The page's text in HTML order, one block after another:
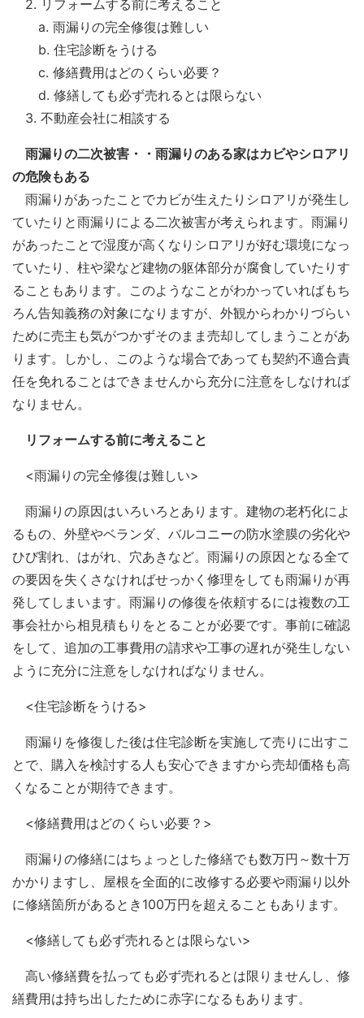
2. リフォームする前に考えること
a. 雨漏りの完全修復は難しい
b. 住宅診断をうける
c. 修繕費用はどのくらい必要？
d. 修繕しても必ず売れるとは限らない
3. 不動産会社に相談する
雨漏りの二次被害・・雨漏りのある家はカビやシロアリ
の危険もある
雨漏りがあったことでカビが生えたりシロアリが発生し
ていたりと雨漏りによる二次被害が考えられます。雨漏り
があったことで湿度が高くなりシロアリが好む環境になっ
ていたり、柱や梁など建物の躯体部分が腐食していたりす
ることもあります。このようなことがわかっていればもち
ろん告知義務の対象になりますが、外観からわかりづらい
ために売主も気がつかずそのまま売却してしまうことがあ
ります。しかし、このような場合であっても契約不適合責
任を免れることはできませんから充分に注意をしなければ
なりません。
リフォームする前に考えること
<雨漏りの完全修復は難しい>
雨漏りの原因はいろいろとあります。建物の老朽化によ
るもの、外壁やベランダ、バルコニーの防水塗膜の劣化や
ひび割れ、はがれ、穴あきなど。雨漏りの原因となる全て
の要因を失くさなければせっかく修理をしても雨漏りが再
発してしまいます。雨漏りの修復を依頼するには複数の工
事会社から相見積もりをとることが必要です。事前に確認
をして、追加の工事費用の請求や工事の遅れが発生しない
ように充分に注意をしなければなりません。
<住宅診断をうける>
雨漏りを修復した後は住宅診断を実施して売りに出すこ
とで、購入を検討する人も安心できますから売却価格も高
くなることが期待できます。
<修繕費用はどのくらい必要？>
雨漏りの修繕にはちょっとした修繕でも数万円～数十万
かかりますし、屋根を全面的に改修する必要や雨漏り以外
に修繕箇所があるとき100万円を超えることもあります。
<修繕しても必ず売れるとは限らない>
高い修繕費を払っても必ず売れるとは限りませんし、修
繕費用は持ち出したために赤字になるもあります。